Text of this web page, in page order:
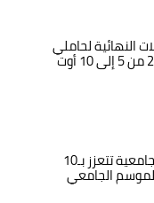
النهائية لحاملي
منظومة الخدمات الجامعية تتعزز بـ10
الجامعي